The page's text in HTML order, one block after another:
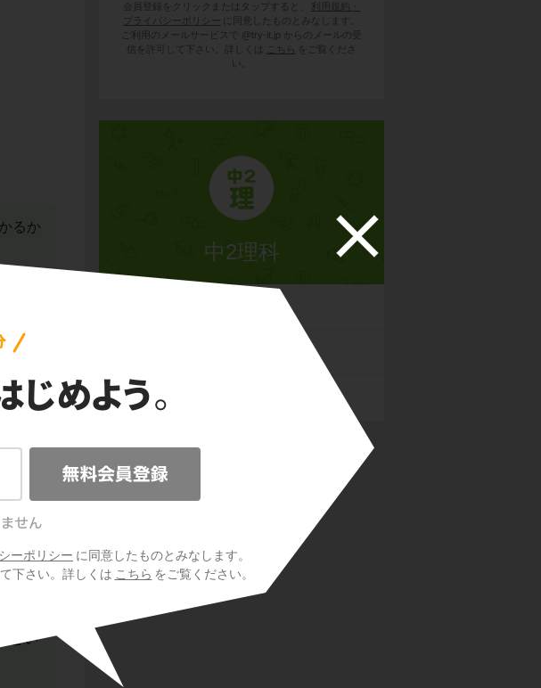
ーポリシー に同意したものとみなします。
下さい。詳しくは こちら をご覧ください。
るか
る
で
とい
会員登録をクリックまたはタップすると、
利用規約・
プライバシーポリシー
に同意したものとみなします。
ご利用のメールサービスで @try-it.jp からのメールの受
信を許可して下さい。詳しくは
こちら
をご覧くださ
い。
中2理科
天気とその変化